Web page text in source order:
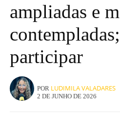
ampliadas e
participar
POR LUDIMILA VALADARES
2 DE JUNHO DE 2026